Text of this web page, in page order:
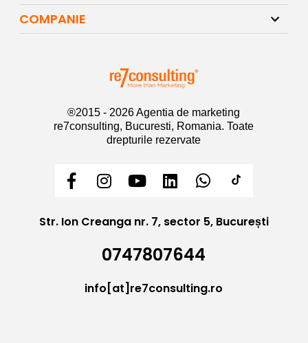
COMPANIE
®2015 - 2026 Agentia de marketing
re7consulting, Bucuresti, Romania. Toate
drepturile rezervate
Str. Ion Creanga nr. 7, sector 5, București
0747807644
info[at]re7consulting.ro